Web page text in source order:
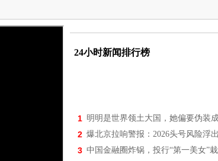
24小时新闻排行榜
1 明明是世界领土大国，她偏要伪装
2 爆北京拉响警报：2026头号风险浮
3 中国金融圈炸锅，投行“第一美女”